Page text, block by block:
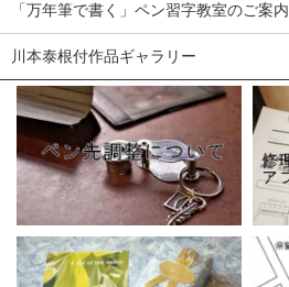
「万年筆で書く」ペン習字教室のご案内
川本泰根付作品ギャラリー